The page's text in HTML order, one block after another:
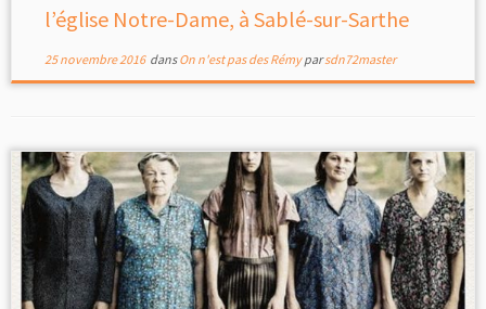
l’église Notre-Dame, à Sablé-sur-Sarthe
25 novembre 2016dansOn n'est pas des Rémyparsdn72master